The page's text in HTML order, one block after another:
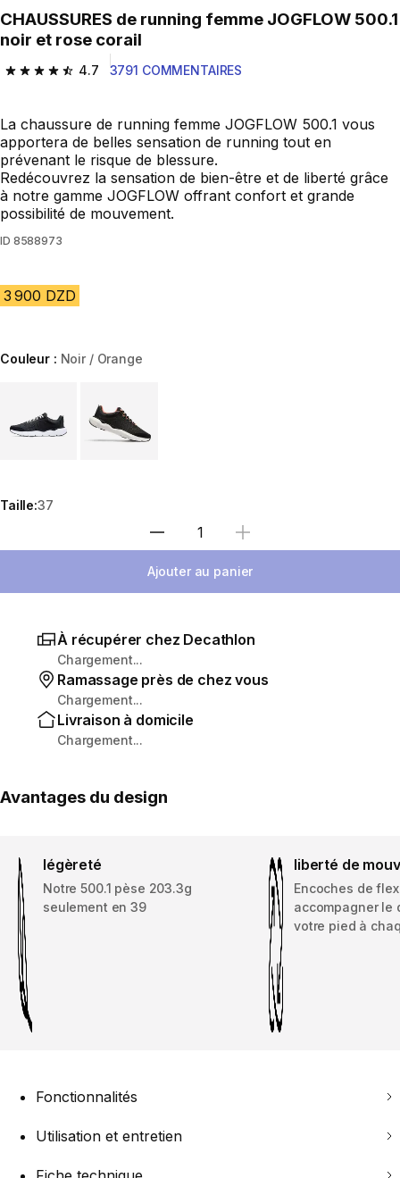
CHAUSSURES de running femme JOGFLOW 500.1
noir et rose corail
4.7
4.7 out of 5 stars from 3791 reviews
3791 COMMENTAIRES
La chaussure de running femme JOGFLOW 500.1 vous
apportera de belles sensation de running tout en
prévenant le risque de blessure.
Redécouvrez la sensation de bien-être et de liberté grâce
à notre gamme JOGFLOW offrant confort et grande
possibilité de mouvement.
ID 8588973
3 900 DZD
Couleur : Noir / Orange
Taille:37
Sélectionnez la quantité
Ajouter au panier
À récupérer chez Decathlon
Chargement...
Ramassage près de chez vous
Chargement...
Livraison à domicile
Chargement...
Avantages du design
légèreté
Notre 500.1 pèse 203.3g
seulement en 39
liberté de
Encoches de
accompagner le
votre pied à
Fonctionnalités
Utilisation et entretien